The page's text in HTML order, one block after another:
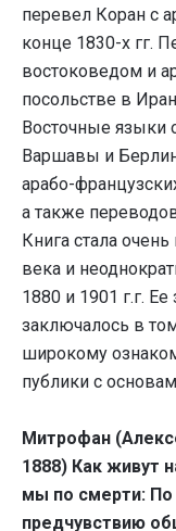
перевел Коран с
конце 1830-х гг.
востоковедом и
посольстве в
Восточные языки
Варшавы и
арабо-
а также
Книга стала
века и
1880 и 1901 г.г.
заключалось в
широкому
публики с
Митрофан
1888) Как живут
мы по смерти: По
предчувствию